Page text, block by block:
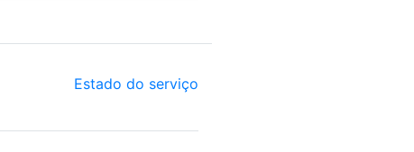
Estado do serviço